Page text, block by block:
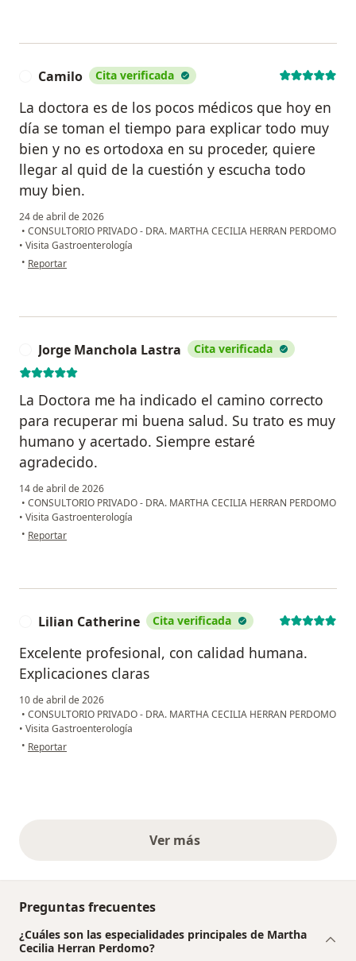
Camilo Cita verificada
La doctora es de los pocos médicos que hoy en
día se toman el tiempo para explicar todo muy
bien y no es ortodoxa en su proceder, quiere
llegar al quid de la cuestión y escucha todo
muy bien.
24 de abril de 2026
• CONSULTORIO PRIVADO - DRA. MARTHA CECILIA HERRAN PERDOMO
• Visita Gastroenterología
• en opinión del usuario Camilo
Reportar
Jorge Manchola Lastra Cita verificada
La Doctora me ha indicado el camino correcto
para recuperar mi buena salud. Su trato es muy
humano y acertado. Siempre estaré
agradecido.
14 de abril de 2026
• CONSULTORIO PRIVADO - DRA. MARTHA CECILIA HERRAN PERDOMO
• Visita Gastroenterología
• en opinión del usuario Jorge Manchola Lastra
Reportar
Lilian Catherine Cita verificada
Excelente profesional, con calidad humana.
Explicaciones claras
10 de abril de 2026
• CONSULTORIO PRIVADO - DRA. MARTHA CECILIA HERRAN PERDOMO
• Visita Gastroenterología
• en opinión del usuario Lilian Catherine
Reportar
Ver másopiniones anteriores
Preguntas frecuentes
¿Cuáles son las especialidades principales de Martha
Cecilia Herran Perdomo?